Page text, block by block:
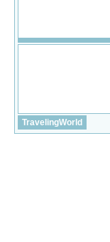
TravelingWorld